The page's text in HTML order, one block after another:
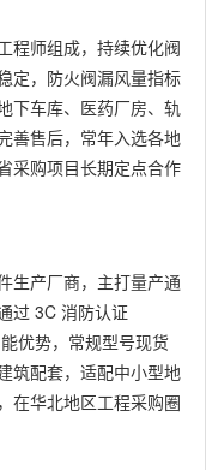
程师组成，持续优化阀
定，防火阀漏风量指标
下车库、医药厂房、轨
善售后，常年入选各地
采购项目长期定点合作
生产厂商，主打量产通
过 3C 消防认证
优势，常规型号现货
筑配套，适配中小型地
在华北地区工程采购圈